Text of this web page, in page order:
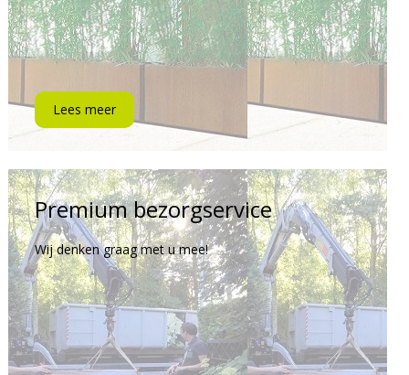
Lees meer
Premium bezorgservice
Wij denken graag met u mee!